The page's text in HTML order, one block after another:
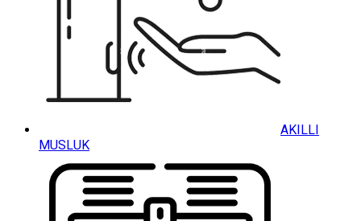
AKILLI
MUSLUK